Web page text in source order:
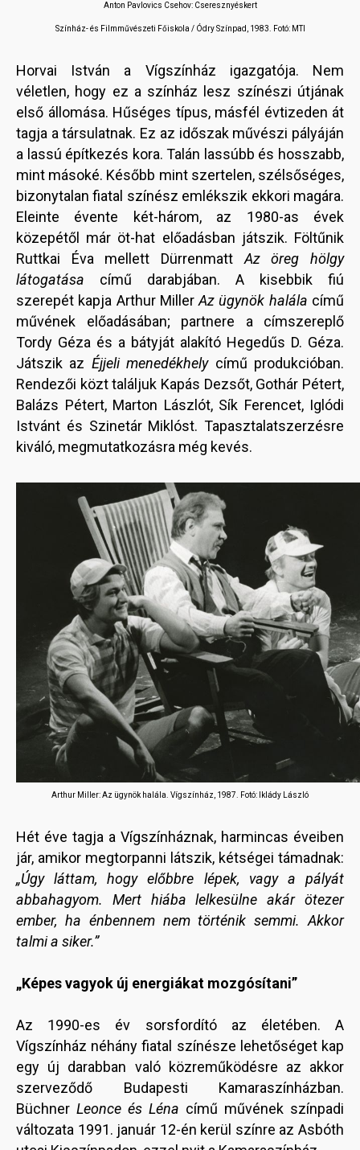
Anton Pavlovics Csehov: Cseresznyéskert
Színház- és Filmművészeti Főiskola / Ódry Színpad, 1983. Fotó: MTI
Horvai István a Vígszínház igazgatója. Nem
véletlen, hogy ez a színház lesz színészi útjának
első állomása. Hűséges típus, másfél évtizeden át
tagja a társulatnak. Ez az időszak művészi pályáján
a lassú építkezés kora. Talán lassúbb és hosszabb,
mint másoké. Később mint szertelen, szélsőséges,
bizonytalan fiatal színész emlékszik ekkori magára.
Eleinte évente két-három, az 1980-as évek
közepétől már öt-hat előadásban játszik. Föltűnik
Ruttkai Éva mellett DürrenmattAz öreg hölgy
látogatása című darabjában. A kisebbik fiú
szerepét kapja Arthur MillerAz ügynök halála című
művének előadásában; partnere a címszereplő
Tordy Géza és a bátyját alakító Hegedűs D. Géza.
Játszik az Éjjeli menedékhelycímű produkcióban.
Rendezői közt találjuk Kapás Dezsőt, Gothár Pétert,
Balázs Pétert, Marton Lászlót, Sík Ferencet, Iglódi
Istvánt és Szinetár Miklóst. Tapasztalatszerzésre
kiváló, megmutatkozásra még kevés.
Arthur Miller: Az ügynök halála. Vígszínház, 1987. Fotó: Iklády László
Hét éve tagja a Vígszínháznak, harmincas éveiben
jár, amikor megtorpanni látszik, kétségei támadnak:
„Úgy láttam, hogy előbbre lépek, vagy a pályát
abbahagyom. Mert hiába lelkesülne akár ötezer
ember, ha énbennem nem történik semmi. Akkor
talmi a siker.”
„Képes vagyok új energiákat mozgósítani”
Az 1990-es év sorsfordító az életében. A
Vígszínház néhány fiatal színésze lehetőséget kap
egy új darabban való közreműködésre az akkor
szerveződő Budapesti Kamaraszínházban.
Büchner Leonce és Léna című művének színpadi
változata 1991. január 12-én kerül színre az Asbóth